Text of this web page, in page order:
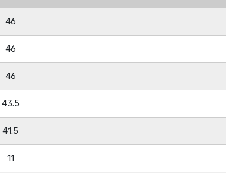
46
46
46
43.5
41.5
11